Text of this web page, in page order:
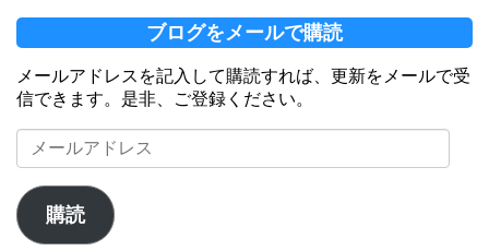
ブログをメールで購読
メールアドレスを記入して購読すれば、更新をメールで受
信できます。是非、ご登録ください。
メ
ー
ア
ド
購読